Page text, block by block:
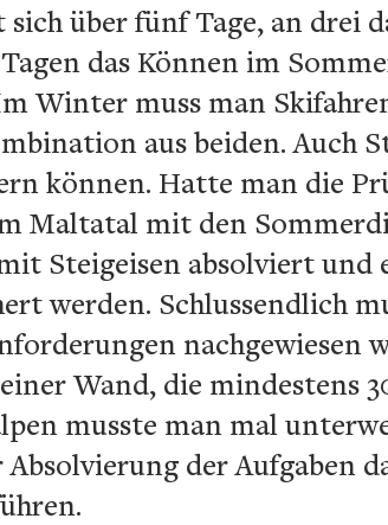
über fünf Tage, an drei
das Können im
Winter muss man
aus beiden. Auch
können. Hatte man die
Maltatal mit den
Steigeisen absolviert
werden. Schlussendlich
nachgewiesen
Wand, die mindestens
musste man mal
der Aufgaben